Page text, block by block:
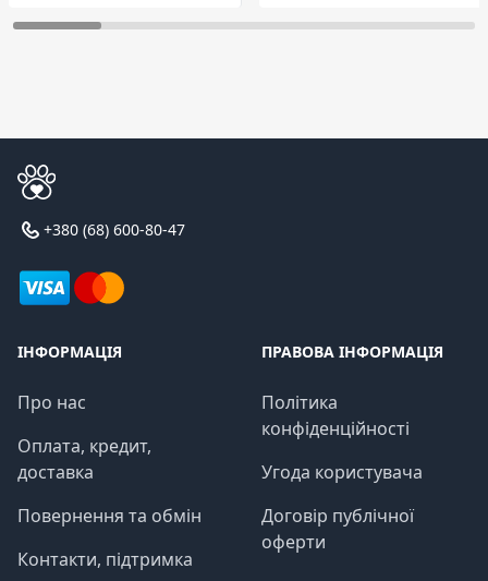
+380 (68) 600-80-47
ІНФОРМАЦІЯ
Про нас
Оплата, кредит,
доставка
Повернення та обмін
Контакти, підтримка
ПРАВОВА ІНФОРМАЦІЯ
Політика
конфіденційності
Угода користувача
Договір публічної
оферти